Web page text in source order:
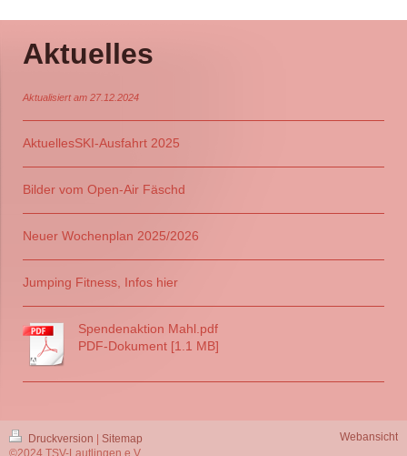
Aktuelles
Aktualisiert am 27.12.2024
AktuellesSKI-Ausfahrt 2025
Bilder vom Open-Air Fäschd
Neuer Wochenplan 2025/2026
Jumping Fitness, Infos hier
Spendenaktion Mahl.pdf
PDF-Dokument [1.1 MB]
Druckversion | Sitemap
©2024 TSV-Lautlingen e.V.
Webansicht